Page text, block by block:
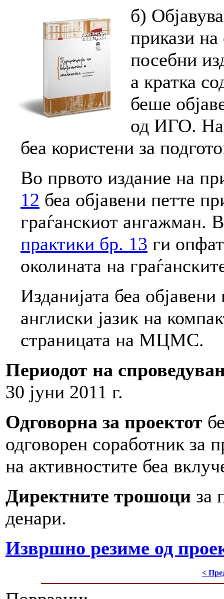
б)
прикази на
посебни
а кратка
беше
од ИГО.
беа користени за
Во првото издание на
12 беа објавени петте
граѓанскиот ангажман.
практики бр. 13 ги
околината на
Изданијата беа
англиски јазик на
страницата на МЦМС.
Периодот на
30 јуни 2011 г.
Одговорна за проектот
одговорен соработник за
на активностите беа
Директните трошоци за
денари.
Извршно резиме од
<